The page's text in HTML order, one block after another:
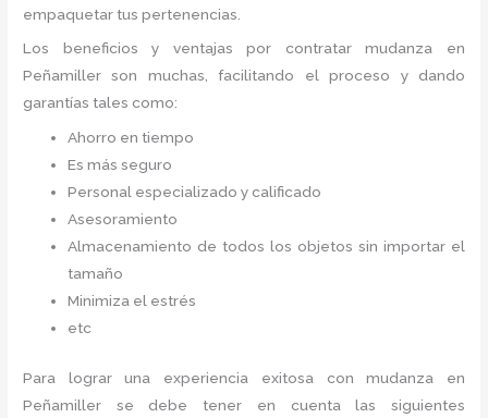
empaquetar tus pertenencias.
Los beneficios y ventajas por contratar mudanza en
Peñamiller son muchas, facilitando el proceso y dando
garantías tales como:
Ahorro en tiempo
Es más seguro
Personal especializado y calificado
Asesoramiento
Almacenamiento de todos los objetos sin importar el
tamaño
Minimiza el estrés
etc
Para lograr una experiencia exitosa con mudanza en
Peñamiller
se debe tener en cuenta las siguientes